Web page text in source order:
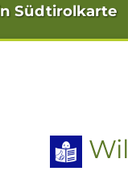
Südtirolkarte